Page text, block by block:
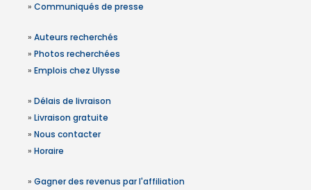
» Communiqués de presse
» Auteurs recherchés
» Photos recherchées
» Emplois chez Ulysse
» Délais de livraison
» Livraison gratuite
» Nous contacter
» Horaire
» Gagner des revenus par l'affiliation